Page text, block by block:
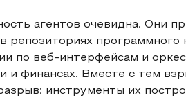
агентов очевидна. Они
репозиториях программного
по веб-интерфейсам и
и финансах. Вместе с тем
инструменты их